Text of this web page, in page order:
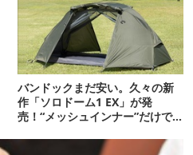
バンドックまだ安い。久々の新
作「ソロドーム1 EX」が発
売！“メッシュインナー”だけで